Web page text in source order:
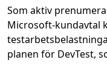
Som aktiv
Microsoft-kundavtal
planen för DevTest,